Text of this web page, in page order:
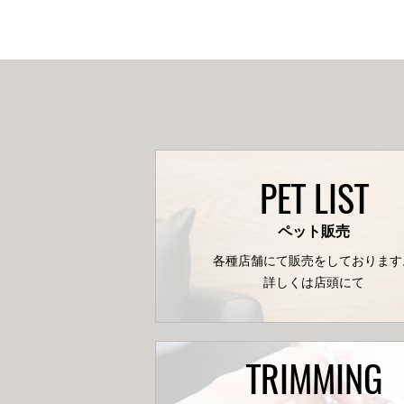
PET LIST
ペット販売
各種店舗にて販売をしておりま
詳しくは店頭にて
TRIMMING